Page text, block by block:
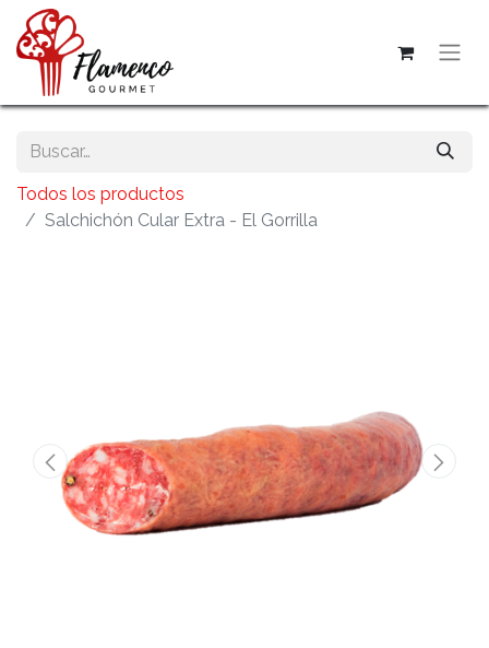
Todos los productos
Salchichón Cular Extra - El Gorrilla